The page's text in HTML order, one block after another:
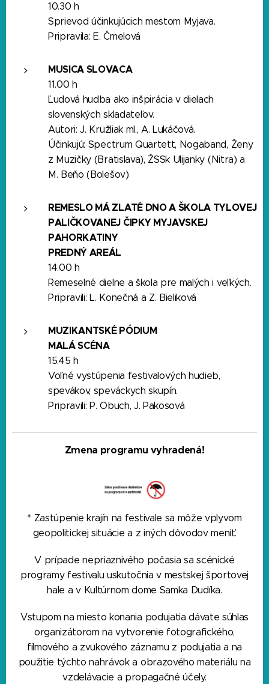
10.30 h
Sprievod účinkujúcich mestom Myjava.
Pripravila: E. Čmelová
MUSICA SLOVACA
11.00 h
Ľudová hudba ako inšpirácia v dielach
slovenských skladateľov.
Autori: J. Kružliak ml., A. Lukáčová.
Účinkujú: Spectrum Quartett, Nogaband, Ženy
z Muzičky (Bratislava), ŽSSk Ulijanky (Nitra) a
M. Beňo (Bolešov)
REMESLO MÁ ZLATÉ DNO A ŠKOLA TYLOVEJ
PALIČKOVANEJ ČIPKY MYJAVSKEJ
PAHORKATINY
PREDNÝ AREÁL
14.00 h
Remeselné dielne a škola pre malých i veľkých.
Pripravili: L. Konečná a Z. Bieliková
MUZIKANTSKÉ PÓDIUM
MALÁ SCÉNA
15.45 h
Voľné vystúpenia festivalových hudieb,
spevákov, speváckych skupín.
Pripravili: P. Obuch, J. Pakosová
Zmena programu vyhradená!
* Zastúpenie krajín na festivale sa môže vplyvom
geopolitickej situácie a z iných dôvodov meniť.
V prípade nepriaznivého počasia sa scénické
programy festivalu uskutočnia v mestskej športovej
hale a v Kultúrnom dome Samka Dudíka.
Vstupom na miesto konania podujatia dávate súhlas
organizátorom na vytvorenie fotografického,
filmového a zvukového záznamu z podujatia a na
použitie týchto nahrávok a obrazového materiálu na
vzdelávacie a propagačné účely.